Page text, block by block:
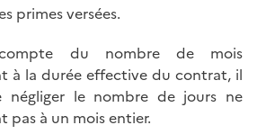
primes versées.
du nombre de mois
à la durée effective du contrat, il
négliger le nombre de jours ne
pas à un mois entier.